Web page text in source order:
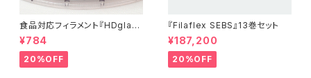
食品対応フィラメント『HDglas
s』：お試しサンプル 10M
¥784
20%OFF
『Filaflex SEBS』13巻セット
¥187,200
20%OFF